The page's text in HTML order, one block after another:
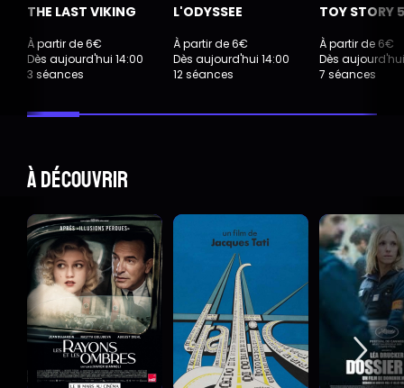
THE LAST VIKING
À partir de 6€
Dès aujourd'hui 14:00
3 séances
L'ODYSSEE
À partir de 6€
Dès aujourd'hui 14:00
12 séances
TOY STORY 5
À partir de 6€
Dès aujourd'hui
7 séances
À découvrir